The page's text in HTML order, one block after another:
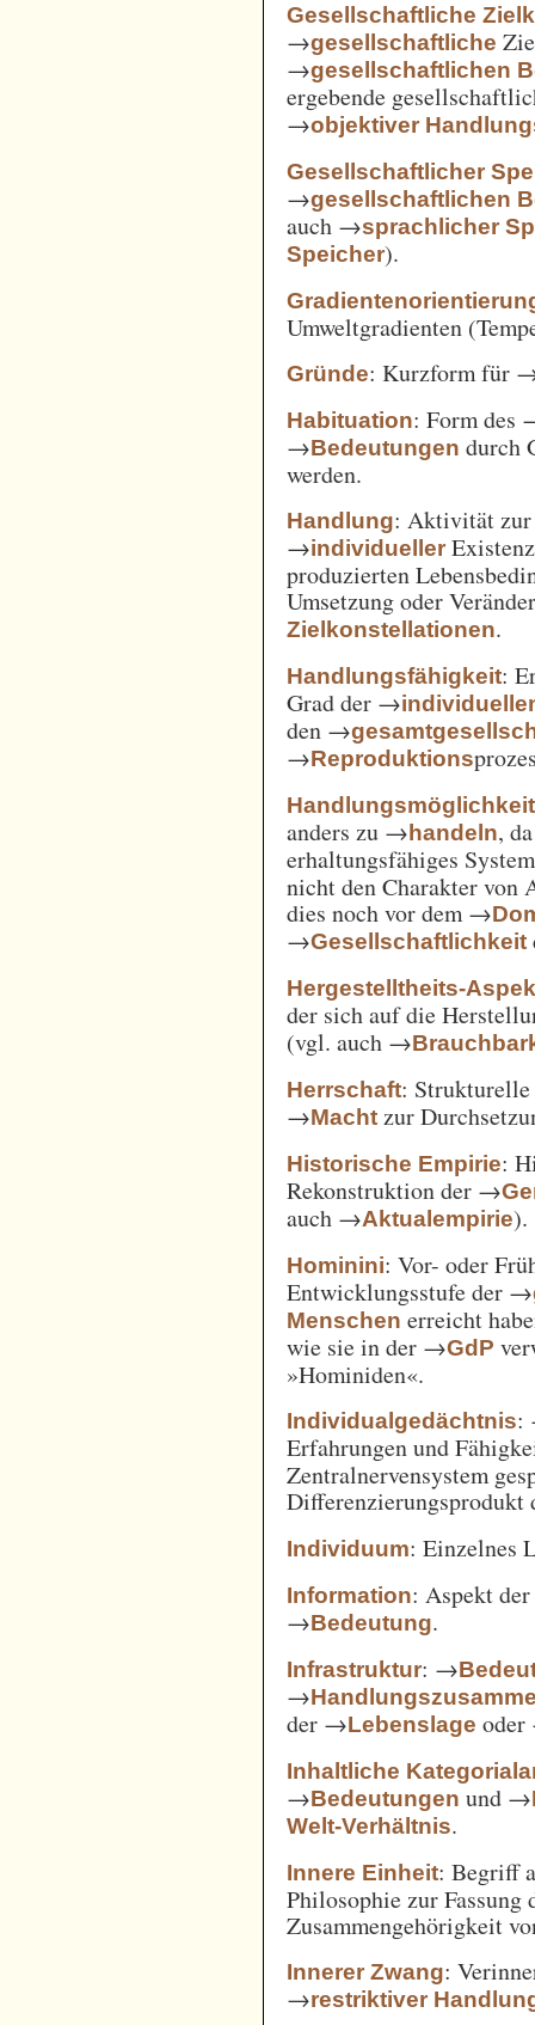
Gesellschaftliche
→gesellschaftliche
→gesellschaftlichen
ergebende
→objektiver
Gesellschaftlicher
→gesellschaftlichen
auch →sprachlicher
Speicher).
Umweltgradienten
Gründe: Kurzform für
Habituation: Form des
→Bedeutungen durch
werden.
Handlung: Aktivität zur
→individueller
produzierten
Umsetzung oder
Zielkonstellationen.
Handlungsfähigkeit:
Grad der →
den →
→Reproduktions
Handlungsmöglichkeit
anders zu →handeln,
erhaltungsfähiges
nicht den Charakter von
dies noch vor dem →
→Gesellschaftlichkeit
Hergestelltheits-
der sich auf die
(vgl. auch →
Herrschaft: Strukturelle
→Macht zur
Historische Empirie:
Rekonstruktion der →
auch →Aktualempirie).
Hominini: Vor- oder
Entwicklungsstufe der →
Menschen erreicht
wie sie in der →GdP
»Hominiden«.
Individualgedächtnis:
Erfahrungen und
Zentralnervensystem
Individuum: Einzelnes
Information: Aspekt
→Bedeutung.
Infrastruktur: →
→
der →Lebenslage
Inhaltliche
→Bedeutungen und →
Welt-Verhältnis.
Innere Einheit: Begriff
Philosophie zur
Zusammengehörigkeit
Innerer Zwang:
→restriktiver